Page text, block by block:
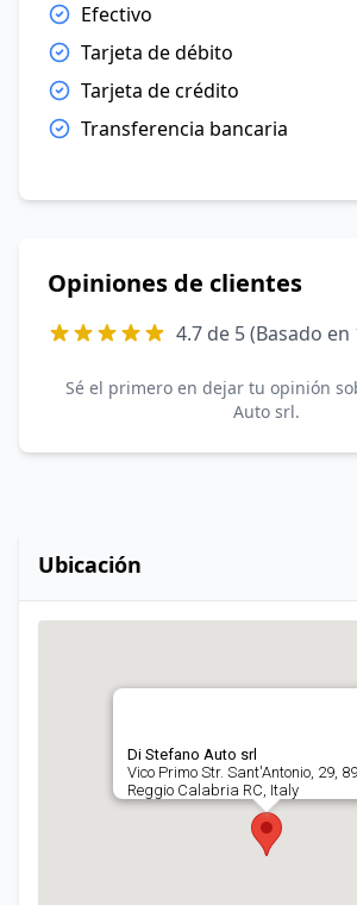
Efectivo
Tarjeta de débito
Tarjeta de crédito
Transferencia bancaria
Opiniones de clientes
4.7 de 5 (Basado
Sé el primero en dejar tu opinión
Auto srl.
Ubicación
Di Stefano Auto srl
Vico Primo Str. Sant'Antonio, 29,
Reggio Calabria RC, Italy